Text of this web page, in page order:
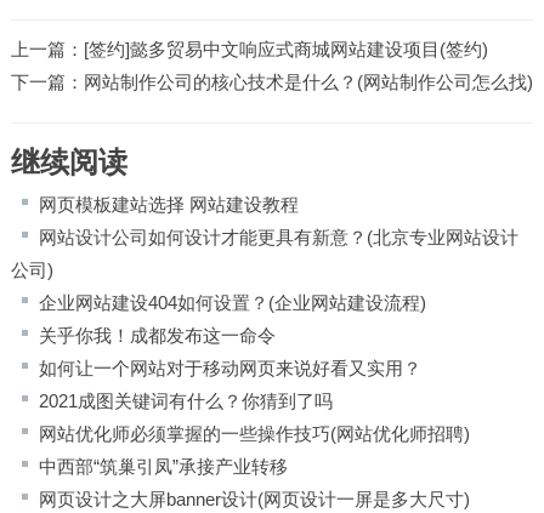
上一篇： [签约]懿多贸易中文响应式商城网站建设项目(签约)
下一篇： 网站制作公司的核心技术是什么？(网站制作公司怎么找)
继续阅读
网页模板建站选择 网站建设教程
网站设计公司如何设计才能更具有新意？(北京专业网站设计
公司)
企业网站建设404如何设置？(企业网站建设流程)
关乎你我！成都发布这一命令
如何让一个网站对于移动网页来说好看又实用？
2021成图关键词有什么？你猜到了吗
网站优化师必须掌握的一些操作技巧(网站优化师招聘)
中西部“筑巢引凤”承接产业转移
网页设计之大屏banner设计(网页设计一屏是多大尺寸)